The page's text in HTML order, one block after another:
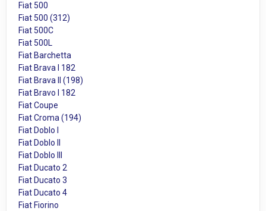
Fiat 500
Fiat 500 (312)
Fiat 500C
Fiat 500L
Fiat Barchetta
Fiat Brava I 182
Fiat Brava II (198)
Fiat Bravo I 182
Fiat Coupe
Fiat Croma (194)
Fiat Doblo I
Fiat Doblo II
Fiat Doblo III
Fiat Ducato 2
Fiat Ducato 3
Fiat Ducato 4
Fiat Fiorino